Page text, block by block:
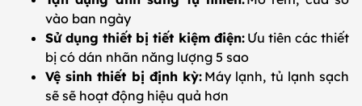
vào ban ngày
Sử dụng thiết bị tiết kiệm điện: Ưu tiên các thiết
bị có dán nhãn năng lượng 5 sao
Vệ sinh thiết bị định kỳ: Máy lạnh, tủ lạnh sạch
sẽ sẽ hoạt động hiệu quả hơn